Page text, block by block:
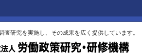
査研究を実施し、その成果を広く提供しています。